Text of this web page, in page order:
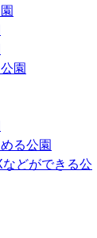
園
る公園
どができる公